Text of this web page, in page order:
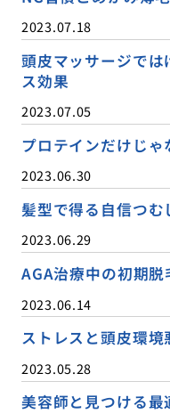
2023.07.18
頭皮マッサージで
ス効果
2023.07.05
プロテインだけじ
2023.06.30
髪型で得る自信つむ
2023.06.29
AGA治療中の初期脱
2023.06.14
ストレスと頭皮環境
2023.05.28
美容師と見つける最